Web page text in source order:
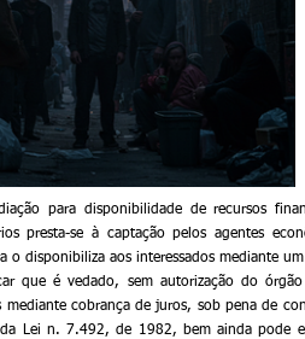
para disponibilidade de recursos
presta-se à captação pelos agentes
o disponibiliza aos interessados mediante
que é vedado, sem autorização do
mediante cobrança de juros, sob pena de
Lei n. 7.492, de 1982, bem ainda pode